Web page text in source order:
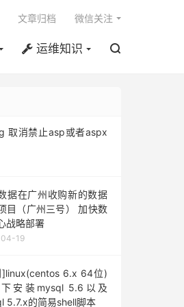
运维知识 
文章归档 微信关注
取消禁止asp或者aspx
据在广州收购新的数据
目（广州三号） 加快数
战略部署
19
6.x 64位)
安装mysql 5.6以及
5.7.x的简易shell脚本